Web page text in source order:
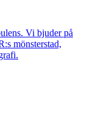
Vi bjuder på
mönsterstad,